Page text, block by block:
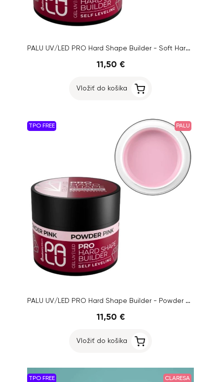
PALU UV/LED PRO Hard Shape Builder - Soft Harmony, 45g
11,50 €
Vložiť do košíka
TPO FREE PALU
PALU UV/LED PRO Hard Shape Builder - Powder Pink, 45g
11,50 €
Vložiť do košíka
TPO FREE CLARESA